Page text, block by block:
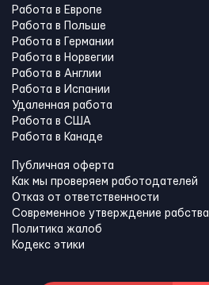
Работа в Европе
Работа в Польше
Работа в Германии
Работа в Норвегии
Работа в Англии
Работа в Испании
Удаленная работа
Работа в США
Работа в Канадe
Публичная оферта
Как мы проверяем работодателей
Отказ от ответственности
Современное утверждение рабства
Политика жалоб
Кодекс этики